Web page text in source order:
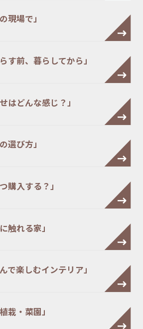
現場で」
前、暮らしてから」
はどんな感じ？」
選び方」
購入する？」
触れる家」
で楽しむインテリア」
栽・菜園」